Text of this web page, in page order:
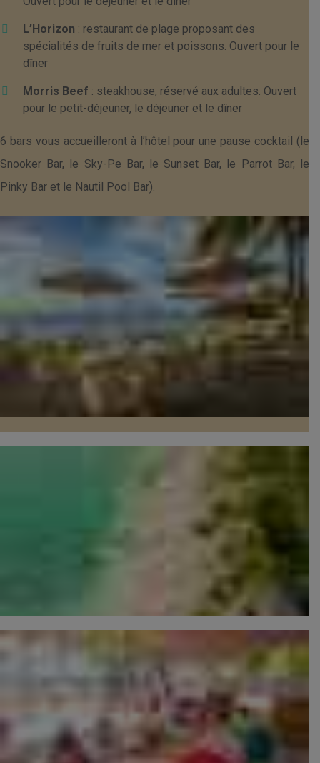
L’Horizon : restaurant de plage proposant des
spécialités de fruits de mer et poissons. Ouvert pour le
dîner
Morris Beef : steakhouse, réservé aux adultes. Ouvert
pour le petit-déjeuner, le déjeuner et le dîner
6 bars vous accueilleront à l’hôtel pour une pause cocktail (le
Snooker Bar, le Sky-Pe Bar, le Sunset Bar, le Parrot Bar, le
Pinky Bar et le Nautil Pool Bar).